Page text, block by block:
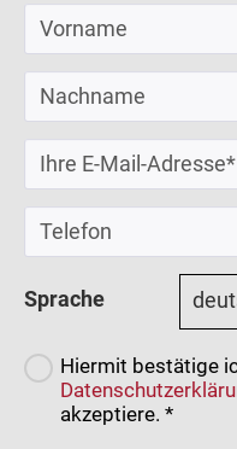
Sprache
Hiermit bestätige
akzeptiere. *